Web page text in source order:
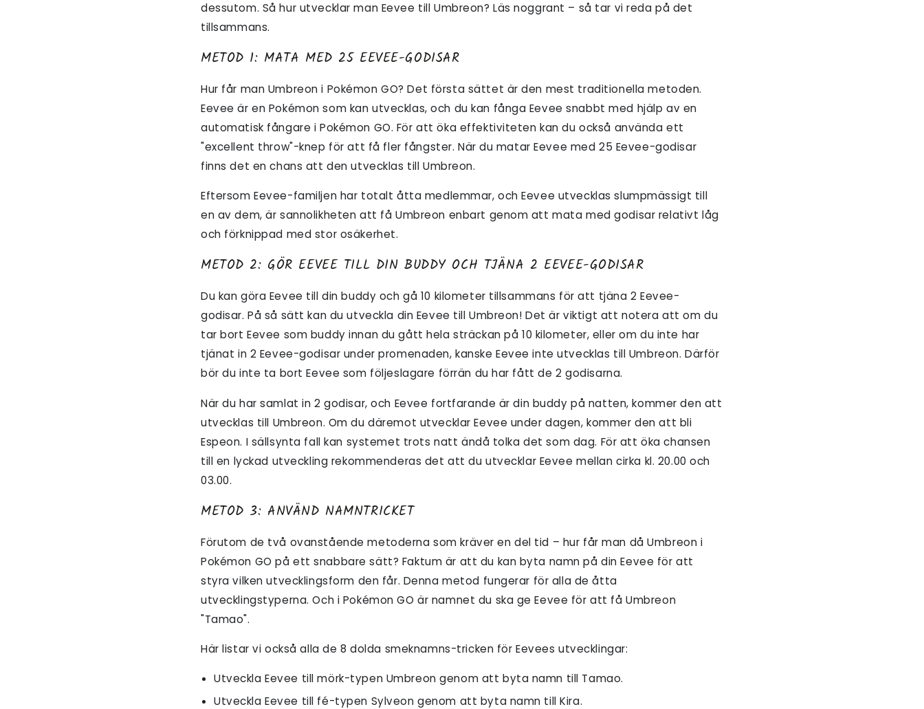
dessutom. Så hur utvecklar man Eevee till Umbreon? Läs noggrant – så tar vi reda på det
tillsammans.
METOD 1: MATA MED 25 EEVEE-GODISAR
Hur får man Umbreon i Pokémon GO? Det första sättet är den mest traditionella metoden.
Eevee är en Pokémon som kan utvecklas, och du kan fånga Eevee snabbt med hjälp av en
automatisk fångare i Pokémon GO. För att öka effektiviteten kan du också använda ett
"excellent throw"-knep för att få fler fångster. När du matar Eevee med 25 Eevee-godisar
finns det en chans att den utvecklas till Umbreon.
Eftersom Eevee-familjen har totalt åtta medlemmar, och Eevee utvecklas slumpmässigt till
en av dem, är sannolikheten att få Umbreon enbart genom att mata med godisar relativt låg
och förknippad med stor osäkerhet.
METOD 2: GÖR EEVEE TILL DIN BUDDY OCH TJÄNA 2 EEVEE-GODISAR
Du kan göra Eevee till din buddy och gå 10 kilometer tillsammans för att tjäna 2 Eevee-
godisar. På så sätt kan du utveckla din Eevee till Umbreon! Det är viktigt att notera att om du
tar bort Eevee som buddy innan du gått hela sträckan på 10 kilometer, eller om du inte har
tjänat in 2 Eevee-godisar under promenaden, kanske Eevee inte utvecklas till Umbreon. Därför
bör du inte ta bort Eevee som följeslagare förrän du har fått de 2 godisarna.
När du har samlat in 2 godisar, och Eevee fortfarande är din buddy på natten, kommer den att
utvecklas till Umbreon. Om du däremot utvecklar Eevee under dagen, kommer den att bli
Espeon. I sällsynta fall kan systemet trots natt ändå tolka det som dag. För att öka chansen
till en lyckad utveckling rekommenderas det att du utvecklar Eevee mellan cirka kl. 20.00 och
03.00.
METOD 3: ANVÄND NAMNTRICKET
Förutom de två ovanstående metoderna som kräver en del tid – hur får man då Umbreon i
Pokémon GO på ett snabbare sätt? Faktum är att du kan byta namn på din Eevee för att
styra vilken utvecklingsform den får. Denna metod fungerar för alla de åtta
utvecklingstyperna. Och i Pokémon GO är namnet du ska ge Eevee för att få Umbreon
"Tamao".
Här listar vi också alla de 8 dolda smeknamns-tricken för Eevees utvecklingar:
Utveckla Eevee till mörk-typen Umbreon genom att byta namn till Tamao.
Utveckla Eevee till fé-typen Sylveon genom att byta namn till Kira.